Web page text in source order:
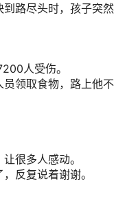
路尽头时，孩子突
人受伤。
领取食物，路上他
很多人感动。
反复说着谢谢。